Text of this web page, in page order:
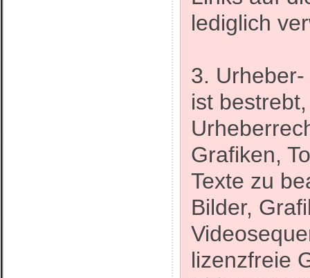
lediglich
3.
ist
Grafiken,
Texte zu
Bilder,
lizenzfreie